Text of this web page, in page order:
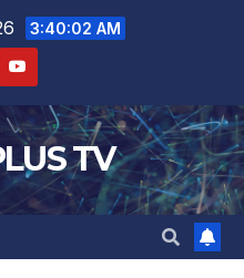
3:40:03 AM
TV